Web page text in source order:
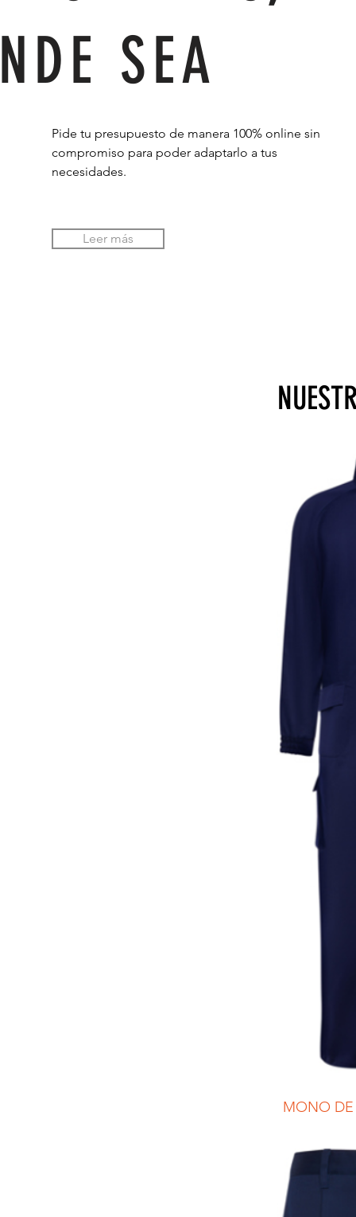
SEA
Pide tu presupuesto de manera 100% online sin
compromiso para poder adaptarlo a tus
necesidades.
Leer más
MONO